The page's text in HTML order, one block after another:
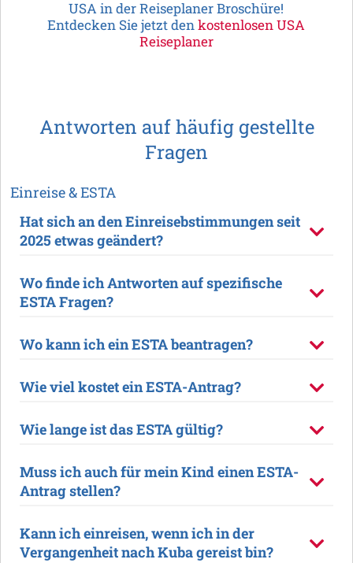
USA in der Reiseplaner Broschüre!
Entdecken Sie jetzt denkostenlosen USA
Reiseplaner
Antworten auf häufig gestellte
Fragen
Einreise & ESTA
Hat sich an den Einreisebstimmungen seit
2025 etwas geändert?
Wo finde ich Antworten auf spezifische
ESTA Fragen?
Wo kann ich ein ESTA beantragen?
Wie viel kostet ein ESTA-Antrag?
Wie lange ist das ESTA gültig?
Muss ich auch für mein Kind einen ESTA-
Antrag stellen?
Kann ich einreisen, wenn ich in der
Vergangenheit nach Kuba gereist bin?